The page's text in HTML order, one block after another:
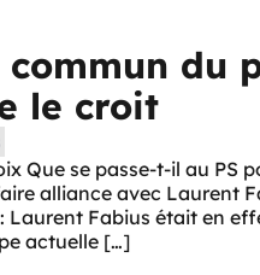
du
le croit
Que se passe-t-il au PS
alliance avec Laurent
Laurent Fabius était en
actuelle […]